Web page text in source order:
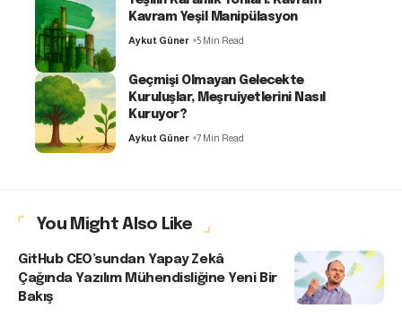
Kavram Yeşil Manipülasyon
Aykut Güner 5 Min Read
Geçmişi Olmayan Gelecekte
Kuruluşlar, Meşruiyetlerini Nasıl
Kuruyor?
Aykut Güner 7 Min Read
You Might Also Like
GitHub CEO’sundan Yapay Zekâ
Çağında Yazılım Mühendisliğine Yeni Bir
Bakış